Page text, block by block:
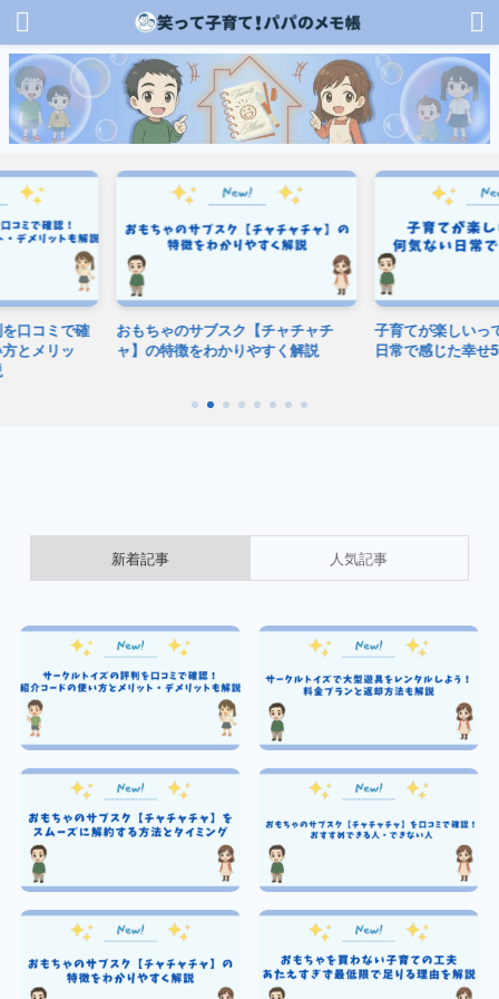
確
おもちゃのサブスク【チャチャチ
ャ】の特徴をわかりやすく解説
子育てが楽しいって本当？何
日常で感じた幸せ5つ
新着記事 人気記事